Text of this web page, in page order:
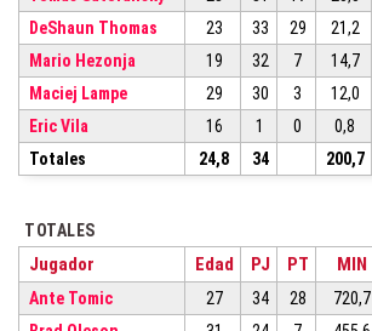
DeShaun Thomas
23 33 29 21,2
Mario Hezonja
19 32 7 14,7
Maciej Lampe
29 30 3 12,0
Eric Vila
16 1 0 0,8
Totales
24,8 34 200,7
TOTALES
Jugador Edad PJ PT MIN
Ante Tomic 27 34 28 720,7